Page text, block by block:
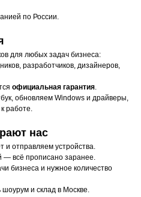
по России.
для любых задач бизнеса:
разработчиков, дизайнеров,
официальная гарантия.
обновляем Windows и драйверы,
работе.
нас
и отправляем устройства.
— всё прописано заранее.
бизнеса и нужное количество
и склад в Москве.